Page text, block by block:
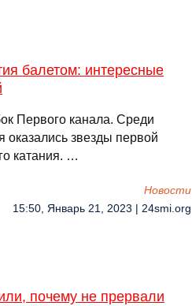
балетом: интересные
Первого канала. Среди
оказались звезды первой
катания. …
Новости
15:50, Январь 21, 2023 | 24smi.org
почему не прервали